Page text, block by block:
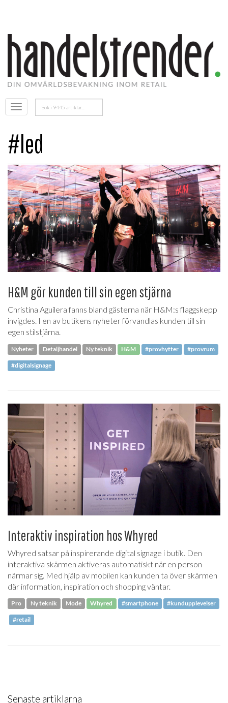
Öppna
menyn
Sök
efter:
#led
H&M gör kunden till sin egen stjärna
Christina Aguilera fanns bland gästerna när H&M:s flaggskepp
invigdes. I en av butikens nyheter förvandlas kunden till sin
egen stilstjärna.
Nyheter Detaljhandel Ny teknik H&M #provhytter #provrum
#digitalsignage
Interaktiv inspiration hos Whyred
Whyred satsar på inspirerande digital signage i butik. Den
interaktiva skärmen aktiveras automatiskt när en person
närmar sig. Med hjälp av mobilen kan kunden ta över skärmen
där information, inspiration och shopping väntar.
Pro Ny teknik Mode Whyred #smartphone #kundupplevelser
#retail
Senaste artiklarna